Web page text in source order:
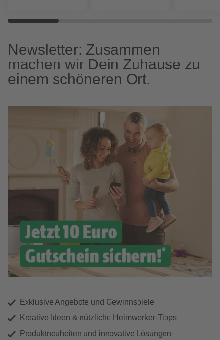
Newsletter: Zusammen
machen wir Dein Zuhause zu
einem schöneren Ort.
Exklusive Angebote und Gewinnspiele
Kreative Ideen & nützliche Heimwerker-Tipps
Produktneuheiten und innovative Lösungen